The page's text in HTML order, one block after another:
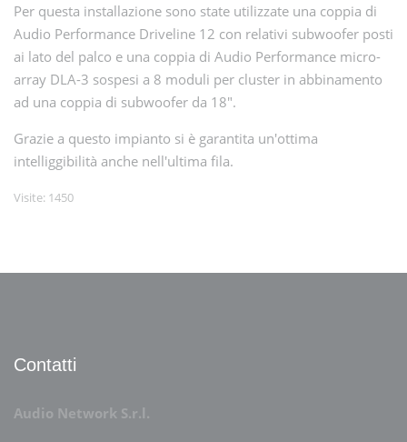
Per questa installazione sono state utilizzate una coppia di
Audio Performance Driveline 12 con relativi subwoofer posti
ai lato del palco e una coppia di Audio Performance micro-
array DLA-3 sospesi a 8 moduli per cluster in abbinamento
ad una coppia di subwoofer da 18".
Grazie a questo impianto si è garantita un'ottima
intelliggibilità anche nell'ultima fila.
Visite: 1450
Contatti
Audio Network S.r.l.